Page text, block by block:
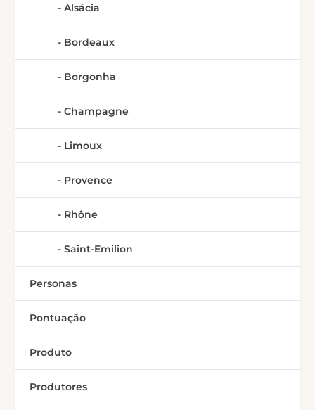
Alsácia
Bordeaux
Borgonha
Champagne
Limoux
Provence
Rhône
Saint-Emilion
Personas
Pontuação
Produto
Produtores